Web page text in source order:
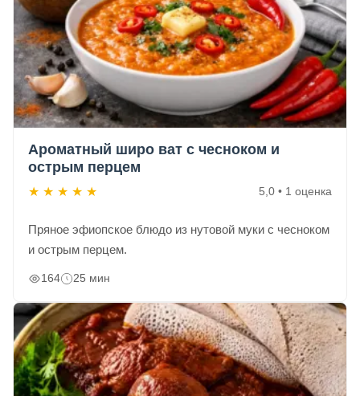
Ароматный широ ват с чесноком и
острым перцем
★ ★ ★ ★ ★ 5,0 • 1 оценка
Пряное эфиопское блюдо из нутовой муки с чесноком
и острым перцем.
164 25 мин